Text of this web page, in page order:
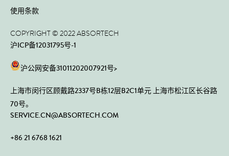
使用条款
COPYRIGHT © 2022 ABSORTECH
沪ICP备12031795号-1
沪公网安备31011202007921号>
上海市闵行区顾戴路2337号B栋12层B2C1单元 上海市松江区长谷路
70号。
SERVICE.CN@ABSORTECH.COM
+86 21 6768 1621